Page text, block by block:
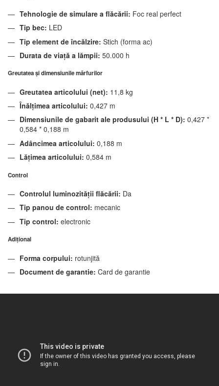
Tehnologie de simulare a flăcării: Foc real perfect
Tip bec: LED
Tip element de încălzire: Stich (forma ac)
Durata de viață a lămpii: 50.000 h
Greutatea și dimensiunile mărfurilor
Greutatea articolului (net): 11,8 kg
Înălțimea articolului: 0,427 m
Dimensiunile de gabarit ale produsului (H * L * D): 0,427 *
0,584 * 0,188 m
Adâncimea articolului: 0,188 m
Lățimea articolului: 0,584 m
Control
Controlul luminozității flăcării: Da
Tip panou de control: mecanic
Tip control: electronic
Adiţional
Forma corpului: rotunjită
Document de garantie: Card de garantie